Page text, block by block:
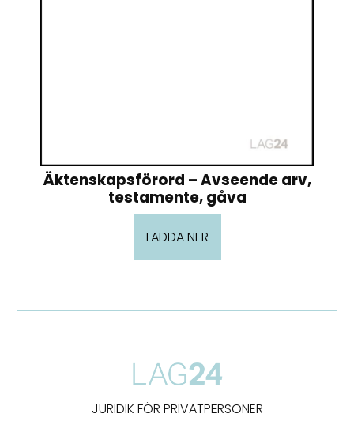
Äktenskapsförord – Avseende arv,
testamente, gåva
LADDA NER
JURIDIK FÖR PRIVATPERSONER